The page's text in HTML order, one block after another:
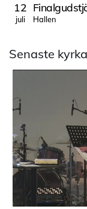
12
juli Hallen
Senaste